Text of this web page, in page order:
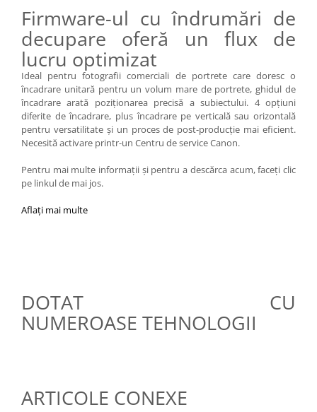
Firmware-ul cu îndrumări de
decupare oferă un flux de
lucru optimizat
Ideal pentru fotografii comerciali de portrete care doresc o
încadrare unitară pentru un volum mare de portrete, ghidul de
încadrare arată poziţionarea precisă a subiectului. 4 opţiuni
diferite de încadrare, plus încadrare pe verticală sau orizontală
pentru versatilitate şi un proces de post-producţie mai eficient.
Necesită activare printr-un Centru de service Canon.
Pentru mai multe informaţii şi pentru a descărca acum, faceţi clic
pe linkul de mai jos.
Aflaţi mai multe
DOTAT CU
NUMEROASE TEHNOLOGII
ARTICOLE CONEXE